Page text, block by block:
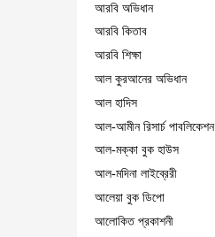
আরবি অভিধান
আরবি কিতাব
আরবি শিক্ষা
আল কুরআনের অভিধান
আল হাদিস
আল-আমীন রিসার্চ পাবলিকেশন
আল-মক্কা বুক হাউস
আল-মদিনা লাইব্রেরী
আলেয়া বুক ডিপো
আলোকিত প্রকাশনী